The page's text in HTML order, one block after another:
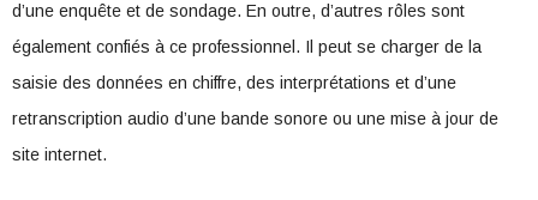
d’une enquête et de sondage. En outre, d’autres rôles sont
également confiés à ce professionnel. Il peut se charger de la
saisie des données en chiffre, des interprétations et d’une
retranscription audio d’une bande sonore ou une mise à jour de
site internet.